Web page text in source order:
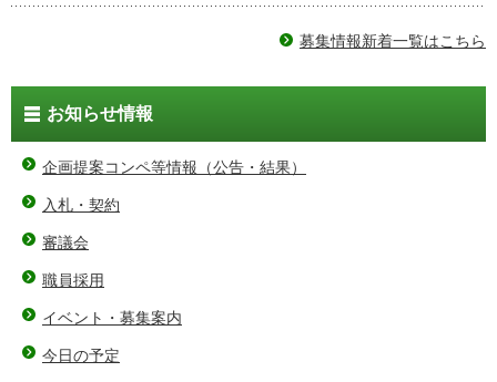
募集情報新着一覧はこちら
お知らせ情報
企画提案コンペ等情報（公告・結果）
入札・契約
審議会
職員採用
イベント・募集案内
今日の予定